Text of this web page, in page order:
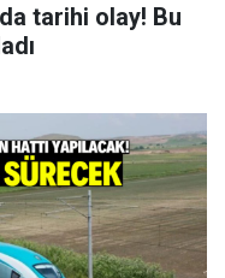
tarihi olay! Bu